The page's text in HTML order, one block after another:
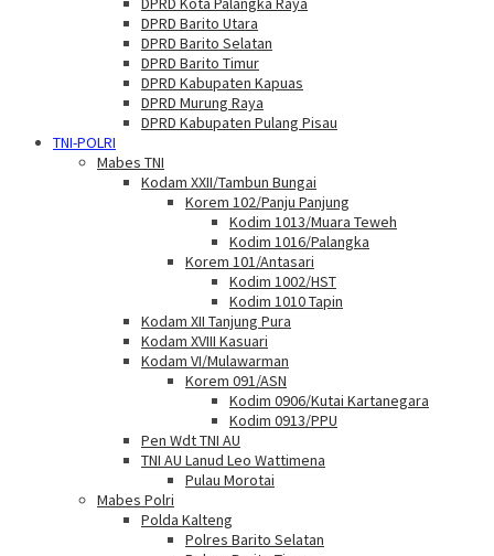
DPRD Barito Utara
DPRD Barito Selatan
DPRD Barito Timur
DPRD Kabupaten Kapuas
DPRD Murung Raya
DPRD Kabupaten Pulang Pisau
TNI-POLRI
Mabes TNI
Kodam XXII/Tambun Bungai
Korem 102/Panju Panjung
Kodim 1013/Muara Teweh
Kodim 1016/Palangka
Korem 101/Antasari
Kodim 1002/HST
Kodim 1010 Tapin
Kodam XII Tanjung Pura
Kodam XVIII Kasuari
Kodam VI/Mulawarman
Korem 091/ASN
Kodim 0906/Kutai Kartanegara
Kodim 0913/PPU
Pen Wdt TNI AU
TNI AU Lanud Leo Wattimena
Pulau Morotai
Mabes Polri
Polda Kalteng
Polres Barito Selatan